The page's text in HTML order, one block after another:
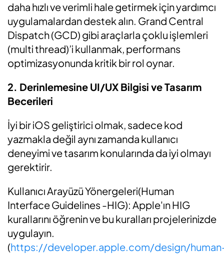
daha hızlı ve verimli hale getirmek için yardımcı
uygulamalardan destek alın. Grand Central
Dispatch (GCD) gibi araçlarla çoklu işlemleri
(multi thread)’i kullanmak, performans
optimizasyonunda kritik bir rol oynar.
2. Derinlemesine UI/UX Bilgisi ve Tasarım
Becerileri
İyi bir iOS geliştirici olmak, sadece kod
yazmakla değil aynı zamanda kullanıcı
deneyimi ve tasarım konularında da iyi olmayı
gerektirir.
Kullanıcı Arayüzü Yönergeleri(Human
Interface Guidelines -HIG): Apple'ın HIG
kurallarını öğrenin ve bu kuralları projelerinizde
uygulayın.
(https://developer.apple.com/design/